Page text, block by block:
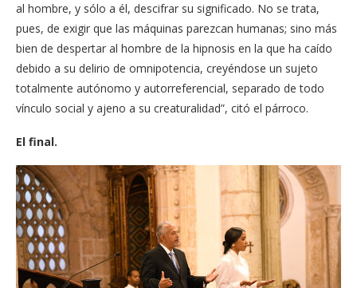
al hombre, y sólo a él, descifrar su significado. No se trata,
pues, de exigir que las máquinas parezcan humanas; sino más
bien de despertar al hombre de la hipnosis en la que ha caído
debido a su delirio de omnipotencia, creyéndose un sujeto
totalmente autónomo y autorreferencial, separado de todo
vínculo social y ajeno a su creaturalidad”, citó el párroco.
El final.